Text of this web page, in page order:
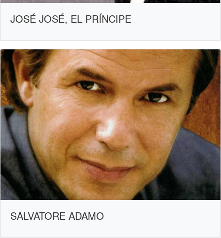
JOSÉ JOSÉ, EL PRÍNCIPE
SALVATORE ADAMO